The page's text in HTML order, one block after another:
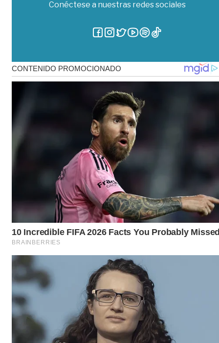
Conéctese a nuestras redes sociales